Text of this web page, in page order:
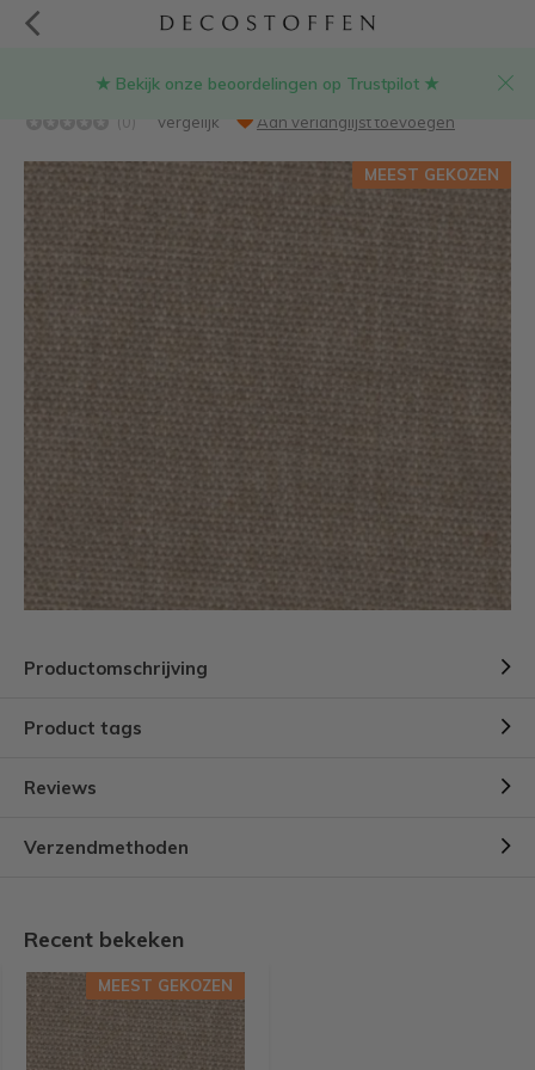
★ Bekijk onze beoordelingen op Trustpilot ★
Sand hopper stof
(0) Vergelijk Aan verlanglijst toevoegen
MEEST GEKOZEN
Productomschrijving
Product tags
Reviews
Verzendmethoden
Recent bekeken
MEEST GEKOZEN